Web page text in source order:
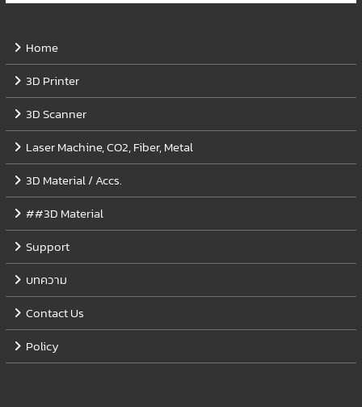
Home
3D Printer
3D Scanner
Laser Machine, CO2, Fiber, Metal
3D Material / Accs.
##3D Material
Support
บทความ
Contact Us
Policy